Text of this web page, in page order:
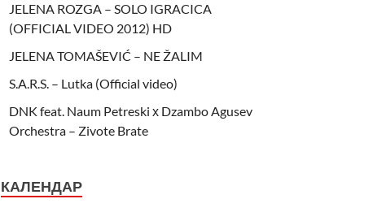
JELENA ROZGA – SOLO IGRACICA
(OFFICIAL VIDEO 2012) HD
JELENA TOMAŠEVIĆ – NE ŽALIM
S.A.R.S. – Lutka (Official video)
DNK feat. Naum Petreski х Dzambo Agusev
Orchestra – Zivote Brate
КАЛЕНДАР